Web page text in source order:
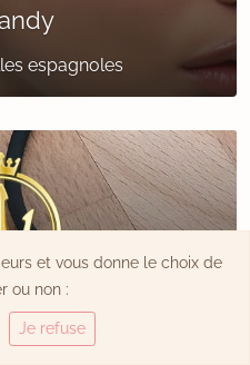
espagnoles
Royale
et vous donne le choix de
ou non :
Je refuse